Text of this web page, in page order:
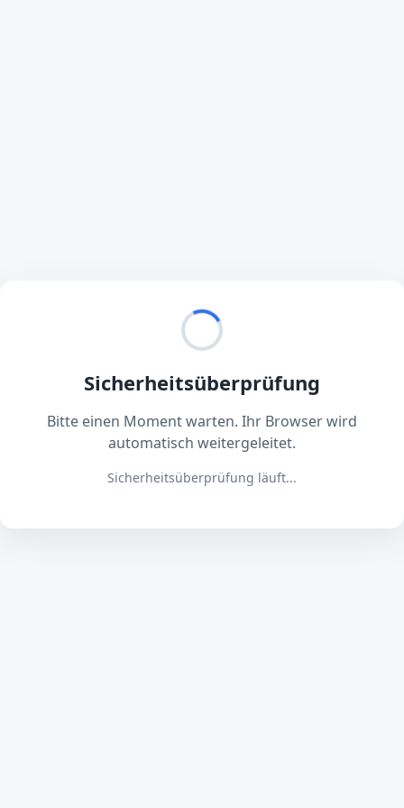
Sicherheitsüberprüfung
Bitte einen Moment warten. Ihr Browser wird
automatisch weitergeleitet.
Sicherheitsüberprüfung läuft...